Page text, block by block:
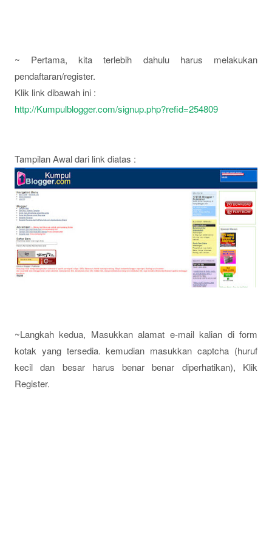
~ Pertama, kita terlebih dahulu harus melakukan
pendaftaran/register.
Klik link dibawah ini :
http://Kumpulblogger.com/signup.php?refid=254809
Tampilan Awal dari link diatas :
~Langkah kedua, Masukkan alamat e-mail kalian di form
kotak yang tersedia. kemudian masukkan captcha (huruf
kecil dan besar harus benar benar diperhatikan), Klik
Register.